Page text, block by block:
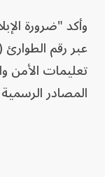
وأكد "ضرورة
تعليمات الأمن
المصادر